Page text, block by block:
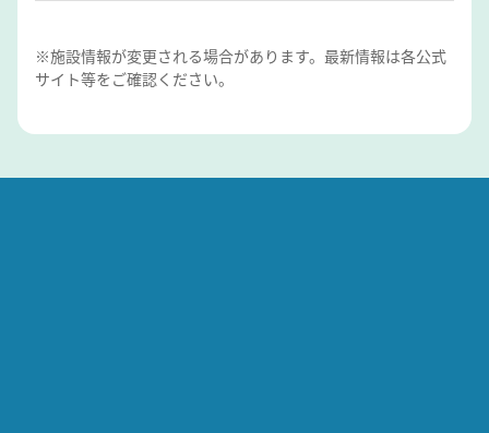
※施設情報が変更される場合があります。最新情報は各公式
サイト等をご確認ください。